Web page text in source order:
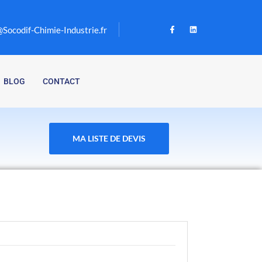
Chimie-Industrie.fr
BLOG CONTACT
MA LISTE DE DEVIS